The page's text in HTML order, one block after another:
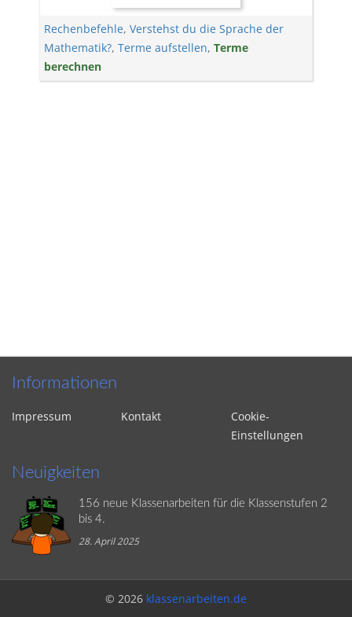
Rechenbefehle, Verstehst du die Sprache der
Mathematik?, Terme aufstellen, Terme
berechnen
Informationen
Impressum Kontakt
Cookie-
Einstellungen
Neuigkeiten
156 neue Klassenarbeiten für die Klassenstufen 2
bis 4.
28. April 2025
© 2026 klassenarbeiten.de